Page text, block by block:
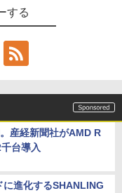
する
産経新聞社がAMD R
台導入
進化するSHANLING